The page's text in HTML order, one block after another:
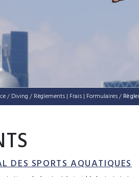
/ Diving / Règlements | Frais | Formulaires/
DES SPORTS AQUATIQUES